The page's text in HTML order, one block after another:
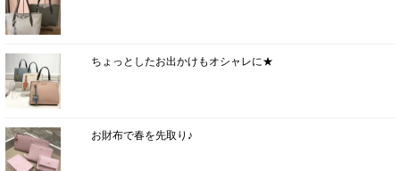
ちょっとしたお出かけもオシャレに★
お財布で春を先取り♪